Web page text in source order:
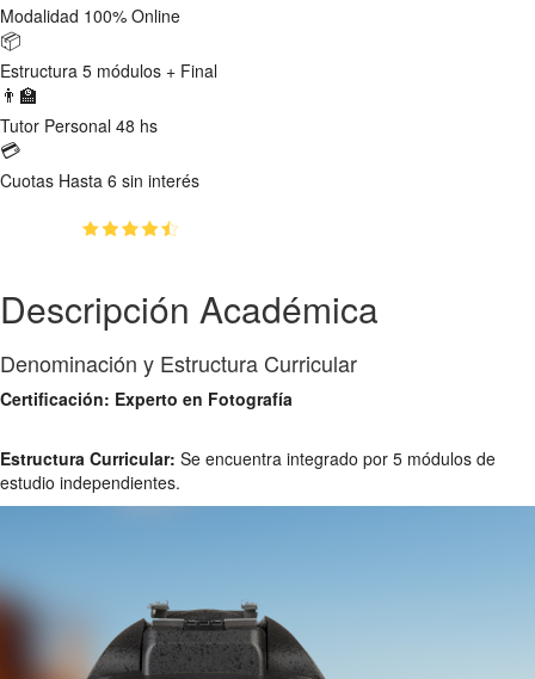
Modalidad 100% Online
📦
Estructura 5 módulos + Final
👨‍🏫
Tutor Personal 48 hs
💳
Cuotas Hasta 6 sin interés
Descripción Académica
Denominación y Estructura Curricular
Certificación: Experto en Fotografía
Estructura Curricular: Se encuentra integrado por 5 módulos de
estudio independientes.